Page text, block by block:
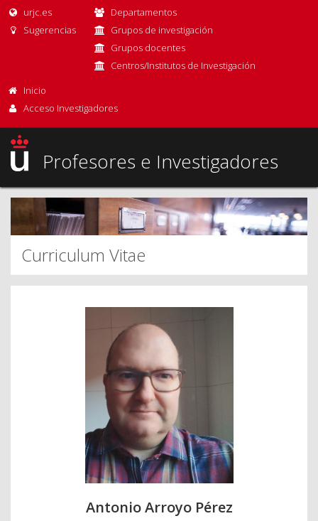
urjc.es
Sugerencias
Departamentos
Grupos de investigación
Grupos docentes
Centros/Institutos de Investigación
Inicio
Acceso Investigadores
Profesores e Investigadores
Curriculum Vitae
Antonio Arroyo Pérez